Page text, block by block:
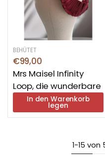
BEHÜTET
€99,00
Mrs Maisel Infinity
Loop, die wunderbare
In den Warenkorb
legen
1-15 von